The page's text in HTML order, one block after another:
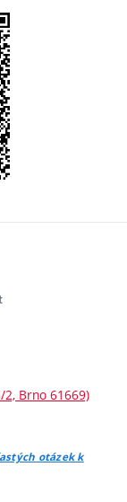
2, Brno 61669)
otázek k